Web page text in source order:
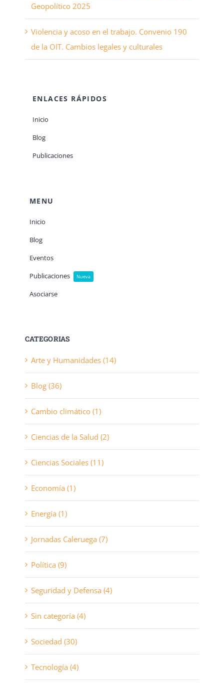
Geopolítico 2025
Violencia y acoso en el trabajo. Convenio 190
de la OIT. Cambios legales y culturales
ENLACES RÁPIDOS
Inicio
Blog
Publicaciones
MENU
Inicio
Blog
Eventos
Publicaciones
Nueva
Asociarse
CATEGORIAS
Arte y Humanidades (14)
Blog (36)
Cambio climático (1)
Ciencias de la Salud (2)
Ciencias Sociales (11)
Economía (1)
Energía (1)
Jornadas Caleruega (7)
Política (9)
Seguridad y Defensa (4)
Sin categoría (4)
Sociedad (30)
Tecnología (4)